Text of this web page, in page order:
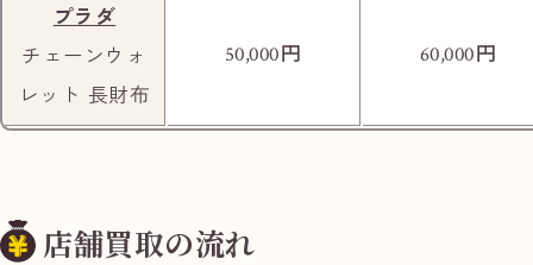
プラダ
チェーンウォ
レット 長財布
50,000円 60,000円
店舗買取の流れ